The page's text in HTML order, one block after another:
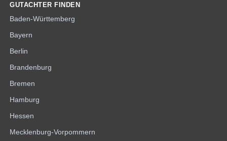
GUTACHTER FINDEN
Baden-Württemberg
Bayern
Berlin
Brandenburg
Bremen
Hamburg
Hessen
Mecklenburg-Vorpommern